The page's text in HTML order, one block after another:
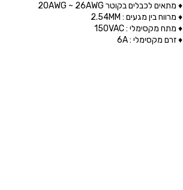
♦ מתאים לכבלים בקוטר 20AWG ~ 26AWG
♦ מרווח בין מגעים : 2.54MM
♦ מתח מקסימלי : 150VAC
♦ זרם מקסימלי : 6A